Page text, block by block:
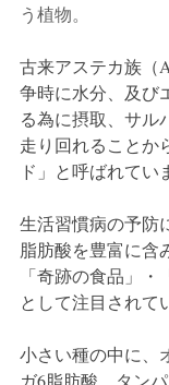
う植物。
古来アステカ族（
争時に水分、及び
る為に摂取、サル
走り回れることか
ド」と呼ばれてい
生活習慣病の予防
脂肪酸を豊富に含
「奇跡の食品」・
として注目されて
小さい種の中に、
ガ6脂肪酸、タン